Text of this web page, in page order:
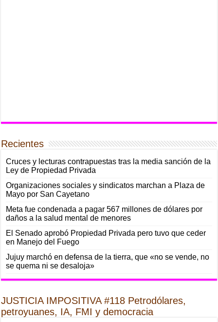
Recientes
Cruces y lecturas contrapuestas tras la media sanción de la
Ley de Propiedad Privada
Organizaciones sociales y sindicatos marchan a Plaza de
Mayo por San Cayetano
Meta fue condenada a pagar 567 millones de dólares por
daños a la salud mental de menores
El Senado aprobó Propiedad Privada pero tuvo que ceder
en Manejo del Fuego
Jujuy marchó en defensa de la tierra, que «no se vende, no
se quema ni se desaloja»
JUSTICIA IMPOSITIVA #118 Petrodólares,
petroyuanes, IA, FMI y democracia